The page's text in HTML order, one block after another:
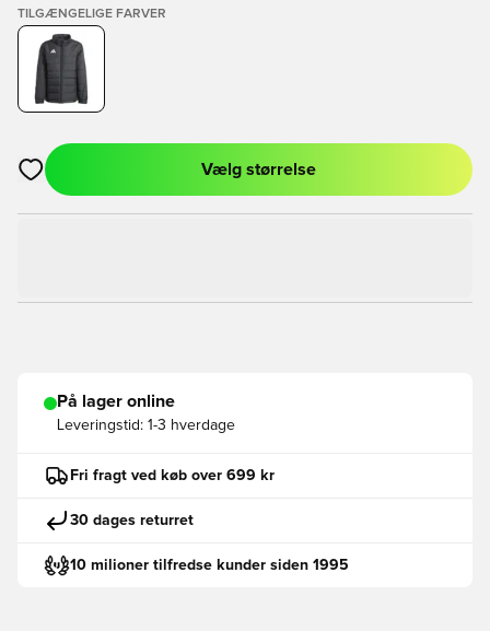
TILGÆNGELIGE FARVER
Åbner en Modal til at logge ind eller tilmelde dig som medlem
Vælg størrelse
På lager online
Leveringstid: 1-3 hverdage
Fri fragt ved køb over 699 kr
30 dages returret
10 milioner tilfredse kunder siden 1995